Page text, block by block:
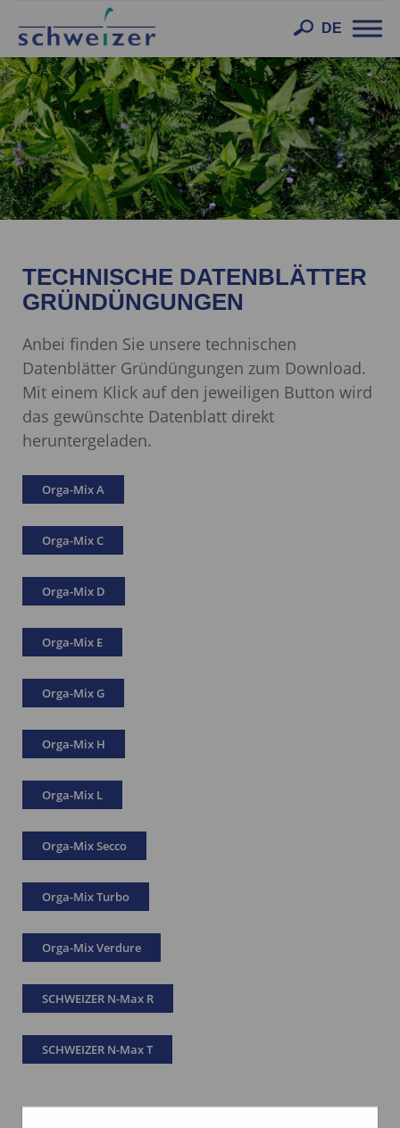
DE
TECHNISCHE DATENBLÄTTER
GRÜNDÜNGUNGEN
Anbei finden Sie unsere technischen
Datenblätter Gründüngungen zum Download.
Mit einem Klick auf den jeweiligen Button wird
das gewünschte Datenblatt direkt
heruntergeladen.
Orga-Mix A
Orga-Mix C
Orga-Mix D
Orga-Mix E
Orga-Mix G
Orga-Mix H
Orga-Mix L
Orga-Mix Secco
Orga-Mix Turbo
Orga-Mix Verdure
SCHWEIZER N-Max R
SCHWEIZER N-Max T